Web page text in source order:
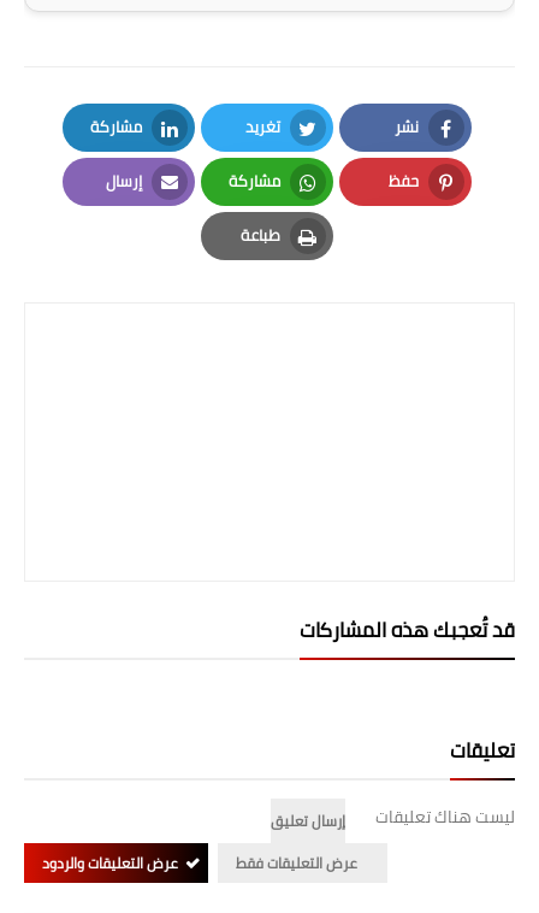
نشر
Facebook
تغريد
Twitter
مشاركة
LinkedIn
حفظ
Pinterest
مشاركة
Whatsapp
إرسال
Email
طباعة
Print
قد تُعجبك هذه المشاركات
تعليقات
ليست هناك تعليقات
إرسال تعليق
عرض التعليقات فقط
عرض التعليقات والردود